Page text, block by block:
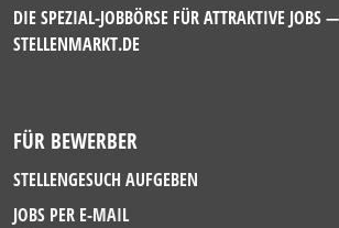
DIE SPEZIAL-JOBBÖRSE FÜR ATTRAKTIVE JOBS
STELLENMARKT.DE
FÜR BEWERBER
STELLENGESUCH AUFGEBEN
JOBS PER E-MAIL